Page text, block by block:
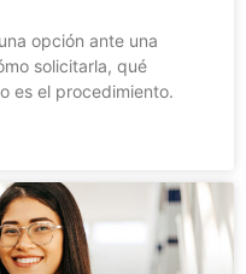
opción ante una
solicitarla, qué
es el procedimiento.